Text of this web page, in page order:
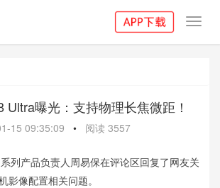
Ultra曝光：支持物理长焦微距！
15 09:35:09 • 阅读 3557
列产品负责人周易保在评论区回复了网友关
影像配置相关问题。